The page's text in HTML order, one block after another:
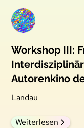
Workshop III:
Autorenkino
Landau
Weiterlesen